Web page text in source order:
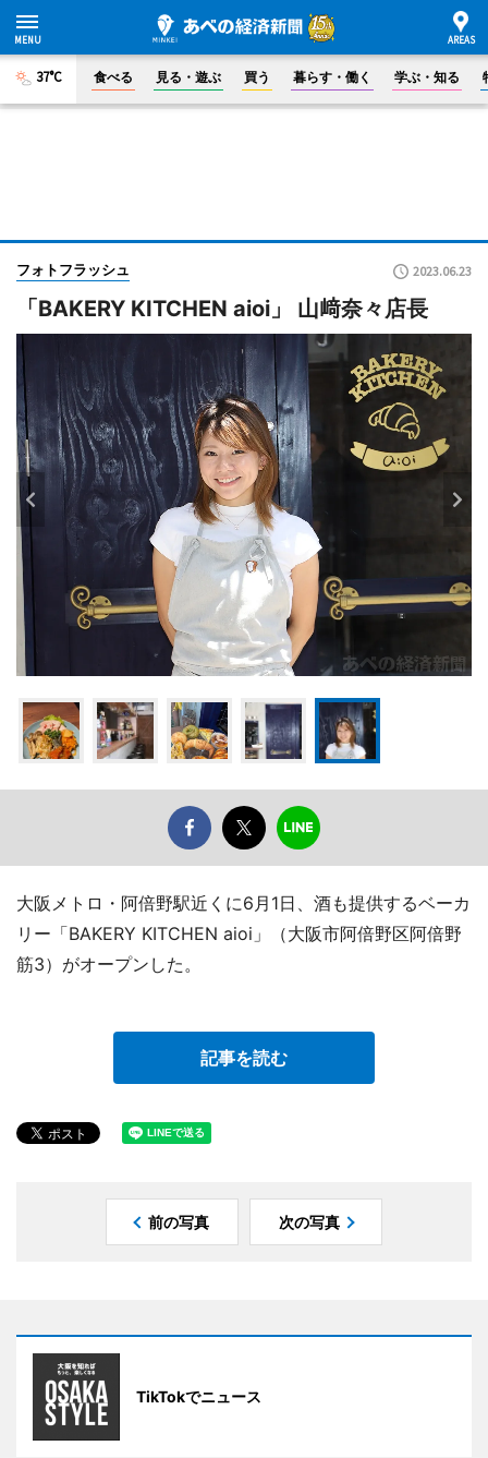
37°C 食べる 見る・遊ぶ 買う 暮らす・働く 学ぶ・知る
フォトフラッシュ 2023.06.23
「BAKERY KITCHEN aioi」 山﨑奈々店長
大阪メトロ・阿倍野駅近くに6月1日、酒も提供するベーカ
リー「BAKERY KITCHEN aioi」（大阪市阿倍野区阿倍野
筋3）がオープンした。
記事を読む
前の写真 次の写真
TikTokでニュース